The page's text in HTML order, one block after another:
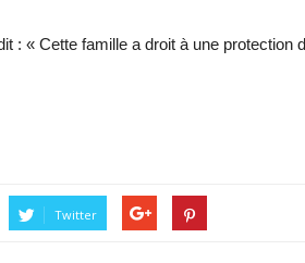
: « Cette famille a droit à une protection
Twitter